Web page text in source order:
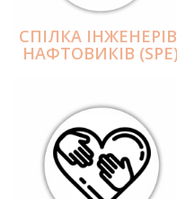
СПІЛКА
НАФТОВИКІВ (SPE)